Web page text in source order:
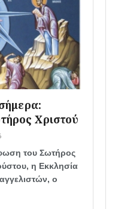
Χριστού
του Σωτήρος
η Εκκλησία
ο